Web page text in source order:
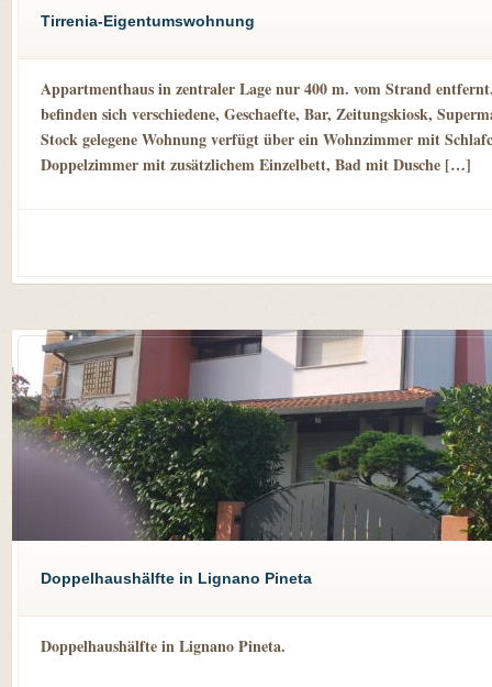
Tirrenia-Eigentumswohnung
Appartmenthaus in zentraler Lage nur 400 m. vom Strand
befinden sich verschiedene, Geschaefte, Bar, Zeitungskiosk,
Stock gelegene Wohnung verfügt über ein Wohnzimmer mit
Doppelzimmer mit zusätzlichem Einzelbett, Bad mit Dusche […]
Doppelhaushälfte in Lignano Pineta
Doppelhaushälfte in Lignano Pineta.